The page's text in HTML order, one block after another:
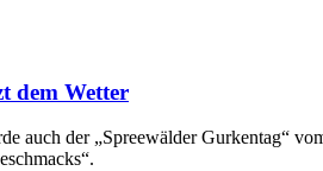
dem Wetter
auch der „Spreewälder Gurkentag“